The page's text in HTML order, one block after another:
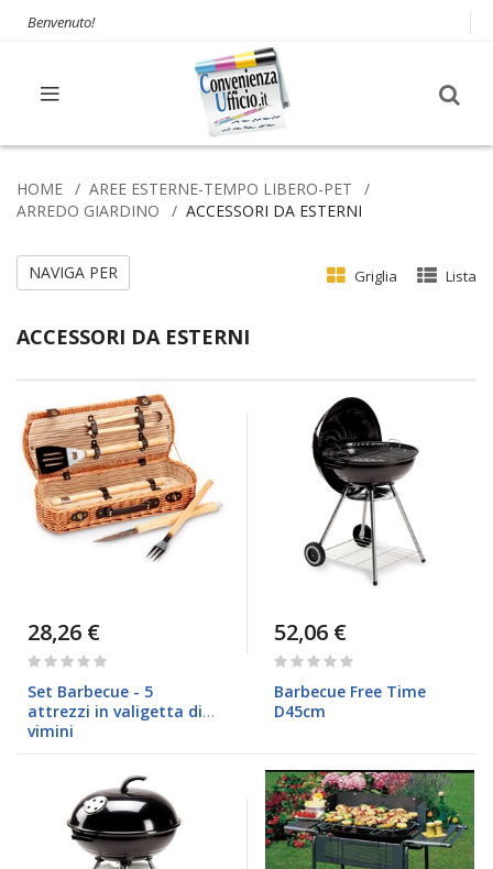
Benvenuto!
HOME
AREE ESTERNE-TEMPO LIBERO-PET
ARREDO GIARDINO
ACCESSORI DA ESTERNI
ACCESSORI DA ESTERNI
Griglia Lista
28,26 €
Rating:
Set Barbecue - 5
attrezzi in valigetta di
vimini
52,06 €
Rating:
Barbecue Free Time
D45cm
NAVIGA PER